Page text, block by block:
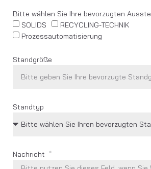
Bitte wählen Sie Ihre bevorzugten
SOLIDS
RECYCLING-TECHNIK
Prozessautomatisierung
Standgröße
Standtyp
Nachricht